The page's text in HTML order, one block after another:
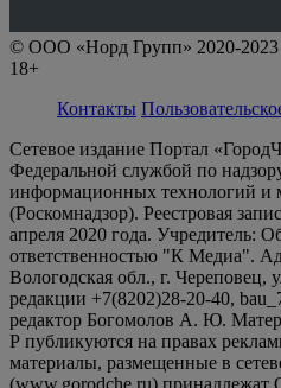
© ООО «Норд Групп» 2020-2023
18+
Контакты
Сетевое издание Портал
Федеральной службой по
информационных технологий и
(Роскомнадзор). Реестровая
апреля 2020 года. Учредитель:
ответственностью "К Медиа".
Вологодская обл., г. Череповец,
редакции +7(8202)28-20-40,
редактор Богомолов А. Ю.
Р публикуются на правах
материалы, размещенные в
(www.gorodche.ru)